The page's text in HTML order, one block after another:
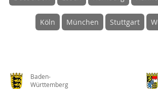
Köln München Stuttgart
Baden-
Württemberg